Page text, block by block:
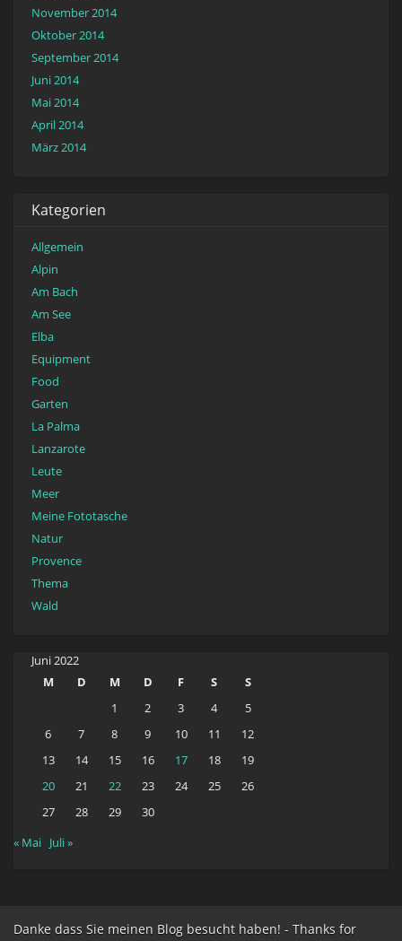
November 2014
Oktober 2014
September 2014
Juni 2014
Mai 2014
April 2014
März 2014
Kategorien
Allgemein
Alpin
Am Bach
Am See
Elba
Equipment
Food
Garten
La Palma
Lanzarote
Leute
Meer
Meine Fototasche
Natur
Provence
Thema
Wald
Juni 2022
M
D M D F S
S
1
2 3 4
5
6
7 8 9 10 11
12
13
14 15 16 17 18
19
20
21 22 23 24 25
26
27
28 29
30
« Mai Juli »
Danke dass Sie meinen Blog besucht haben! - Thanks for